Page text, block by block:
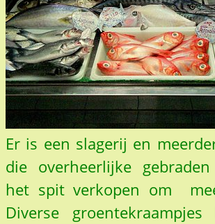
Er is een slagerij en
die overheerlijke
het spit verkopen om
Diverse